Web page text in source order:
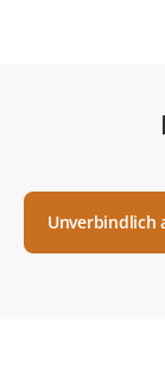
Unverbindlich